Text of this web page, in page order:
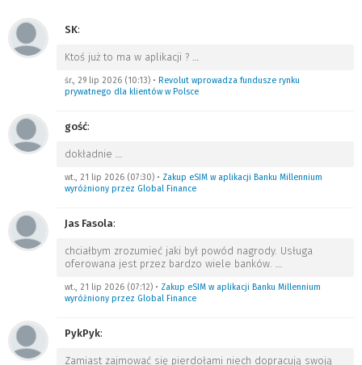
SK:
Ktoś już to ma w aplikacji ? …
śr., 29 lip 2026 (10:13) • Revolut wprowadza fundusze rynku
prywatnego dla klientów w Polsce
gość:
dokładnie …
wt., 21 lip 2026 (07:30) • Zakup eSIM w aplikacji Banku Millennium
wyróżniony przez Global Finance
Jas Fasola:
chciałbym zrozumieć jaki był powód nagrody. Usługa
oferowana jest przez bardzo wiele banków. …
wt., 21 lip 2026 (07:12) • Zakup eSIM w aplikacji Banku Millennium
wyróżniony przez Global Finance
PykPyk:
Zamiast zajmować się pierdołami niech dopracują swoją